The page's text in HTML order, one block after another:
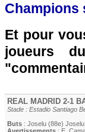
Champions
Et pour
joueurs
REAL MADRID 2-1
Stade : Estadio Santiago
Buts : Joselu (88e) Joselu